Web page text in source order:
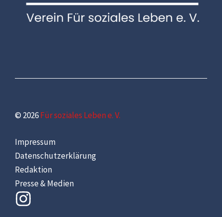
© 2026Für soziales Leben e. V.
Impressum
Datenschutzerklärung
Redaktion
Presse & Medien